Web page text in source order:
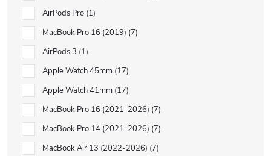
AirPods Pro 1
MacBook Pro 16 (2019) 7
AirPods 3 1
Apple Watch 45mm 17
Apple Watch 41mm 17
MacBook Pro 16 (2021-2026) 7
MacBook Pro 14 (2021-2026) 7
MacBook Air 13 (2022-2026) 7